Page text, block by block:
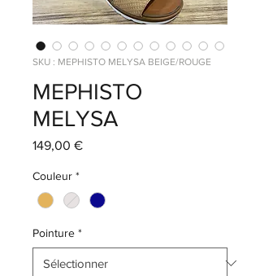
SKU : MEPHISTO MELYSA BEIGE/ROUGE
MEPHISTO
MELYSA
149,00 €Prix
Couleur *
Pointure *